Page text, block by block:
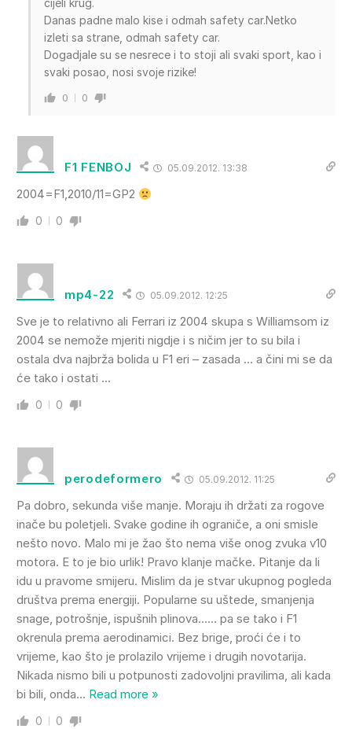
cijeli krug.
Danas padne malo kise i odmah safety car.Netko
izleti sa strane, odmah safety car.
Dogadjale su se nesrece i to stoji ali svaki sport, kao i
svaki posao, nosi svoje rizike!
0 0
F1 FENBOJ 05.09.2012. 13:38
2004=F1,2010/11=GP2
0 0
mp4-22 05.09.2012. 12:25
Sve je to relativno ali Ferrari iz 2004 skupa s Williamsom iz
2004 se nemože mjeriti nigdje i s ničim jer to su bila i
ostala dva najbrža bolida u F1 eri – zasada … a čini mi se da
će tako i ostati …
0 0
perodeformero 05.09.2012. 11:25
Pa dobro, sekunda više manje. Moraju ih držati za rogove
inače bu poletjeli. Svake godine ih ograniče, a oni smisle
nešto novo. Malo mi je žao što nema više onog zvuka v10
motora. E to je bio urlik! Pravo klanje mačke. Pitanje da li
idu u pravome smijeru. Mislim da je stvar ukupnog pogleda
društva prema energiji. Popularne su uštede, smanjenja
snage, potrošnje, ispušnih plinova…… pa se tako i F1
okrenula prema aerodinamici. Bez brige, proći će i to
vrijeme, kao što je prolazilo vrijeme i drugih novotarija.
Nikada nismo bili u potpunosti zadovoljni pravilima, ali kada
bi bili, onda… Read more »
0 0